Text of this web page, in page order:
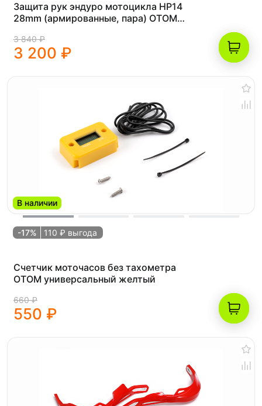
Защита рук эндуро мотоцикла HP14
28mm (армированные, пара) OTOM
3 840 ₽
3 200 ₽
В наличии
-17% 110 ₽ выгода
Счетчик моточасов без тахометра
OTOM универсальный желтый
660 ₽
550 ₽